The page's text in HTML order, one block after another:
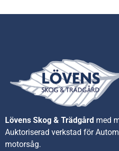
Lövens Skog & Trädgård med
Auktoriserad verkstad för
motorsåg.